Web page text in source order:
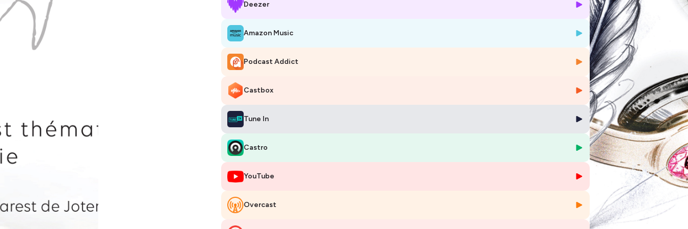
Création musicale : Allan Deschamps,
5, 6, 7)
Ingénierie du son : Alice Krief,
Il était une fois le bijou est le seul podcast thématique de la joaillerie par Anne Desmarest de Jotemps, fondatrice
Quelques mots sur
et luxe. L'agence de podcasts pour créer votre podcast de marque, des partenariats ou simplement écouter la
joaillerie !
Hébergé par Ausha. Visitezausha.co/politique-de-confidentialitepour plus d'informations.
Deezer
Amazon Music
Podcast Addict
Castbox
Tune In
Castro
YouTube
Overcast